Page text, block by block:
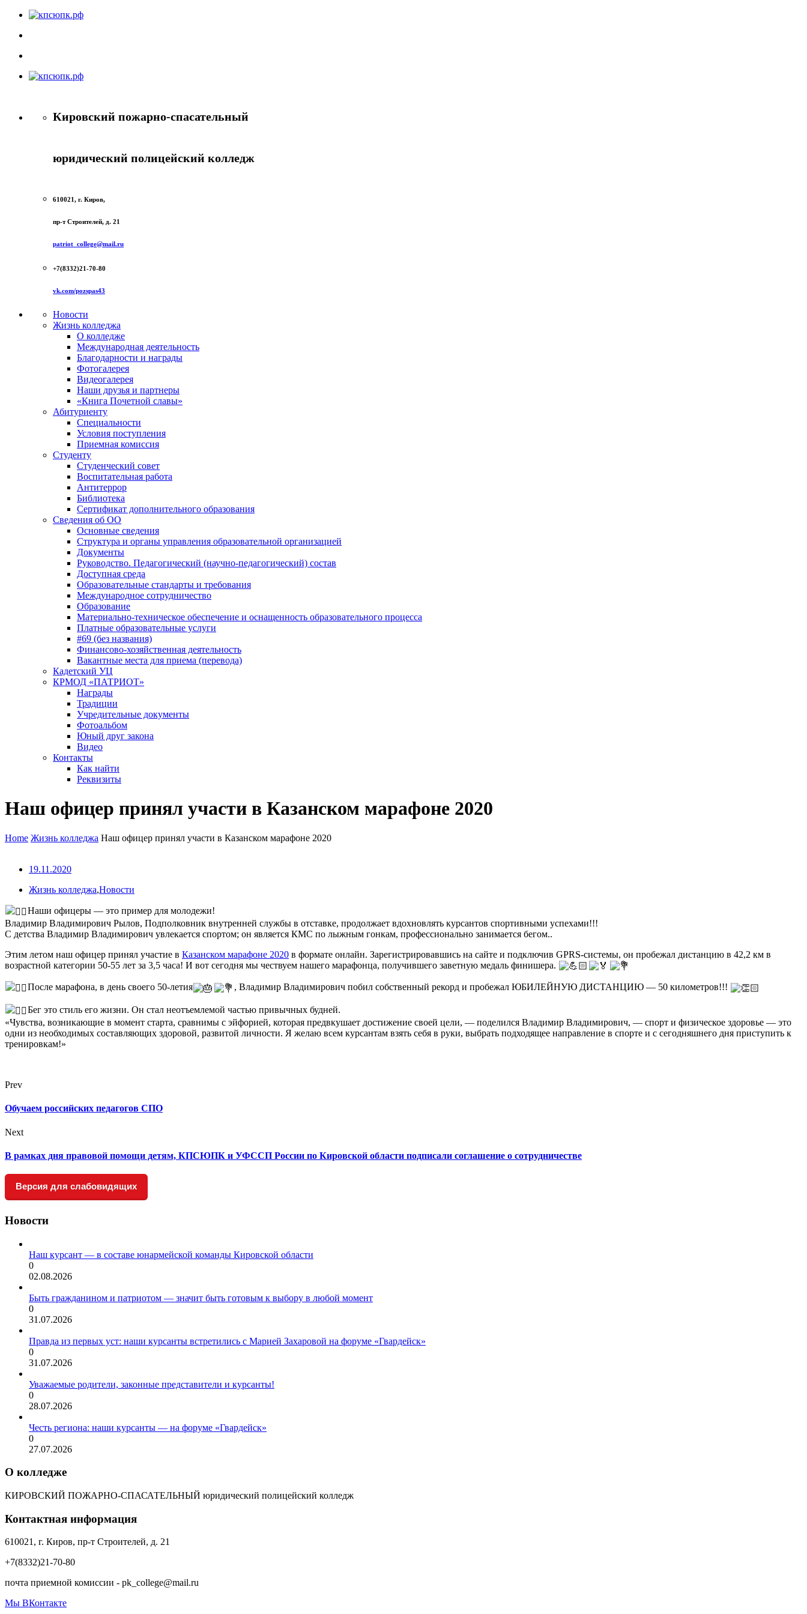
Кировский пожарно-спасательный
юридический полицейский колледж
610021, г. Киров,
пр-т Строителей, д. 21
patriot_college@mail.ru
+7(8332)21-70-80
vk.com/pozspas43
Новости
Жизнь колледжа
О колледже
Международная деятельность
Благодарности и награды
Фотогалерея
Видеогалерея
Наши друзья и партнеры
«Книга Почетной славы»
Абитуриенту
Специальности
Условия поступления
Приемная комиссия
Студенту
Студенческий совет
Воспитательная работа
Антитеррор
Библиотека
Сертификат дополнительного образования
Сведения об ОО
Основные сведения
Структура и органы управления образовательной организацией
Документы
Руководство. Педагогический (научно-педагогический) состав
Доступная среда
Образовательные стандарты и требования
Международное сотрудничество
Образование
Материально-техническое обеспечение и оснащенность образовательного процесса
Платные образовательные услуги
#69 (без названия)
Финансово-хозяйственная деятельность
Вакантные места для приема (перевода)
Кадетский УЦ
КРМОД «ПАТРИОТ»
Награды
Традиции
Учредительные документы
Фотоальбом
Юный друг закона
Видео
Контакты
Как найти
Реквизиты
Наш офицер принял участи в Казанском марафоне 2020
Home Жизнь колледжа Наш офицер принял участи в Казанском марафоне 2020
19.11.2020
Жизнь колледжа,Новости
Наши офицеры — это пример для молодежи!
Владимир Владимирович Рылов, Подполковник внутренней службы в отставке, продолжает вдохновлять курсантов спортивными успехами!!!
С детства Владимир Владимирович увлекается спортом; он является КМС по лыжным гонкам, профессионально занимается бегом..
Этим летом наш офицер принял участие в Казанском марафоне 2020 в формате онлайн. Зарегистрировавшись на сайте и подключив GPRS-системы, он пробежал дистанцию в 42,2 км в
возрастной категории 50-55 лет за 3,5 часа! И вот сегодня мы чествуем нашего марафонца, получившего заветную медаль финишера.
После марафона, в день своего 50-летия , Владимир Владимирович побил собственный рекорд и пробежал ЮБИЛЕЙНУЮ ДИСТАНЦИЮ — 50 километров!!!
Бег это стиль его жизни. Он стал неотъемлемой частью привычных будней.
«Чувства, возникающие в момент старта, сравнимы с эйфорией, которая предвкушает достижение своей цели, — поделился Владимир Владимирович, — спорт и физическое здоровье — это
одни из необходимых составляющих здоровой, развитой личности. Я желаю всем курсантам взять себя в руки, выбрать подходящее направление в спорте и с сегодняшнего дня приступить к
тренировкам!»
Prev
Обучаем российских педагогов СПО
Next
В рамках дня правовой помощи детям, КПСЮПК и УФССП России по Кировской области подписали соглашение о сотрудничестве
Версия для слабовидящих
Новости
Наш курсант — в составе юнармейской команды Кировской области
0
02.08.2026
Быть гражданином и патриотом — значит быть готовым к выбору в любой момент
0
31.07.2026
Правда из первых уст: наши курсанты встретились с Марией Захаровой на форуме «Гвардейск»
0
31.07.2026
Уважаемые родители, законные представители и курсанты!
0
28.07.2026
Честь региона: наши курсанты — на форуме «Гвардейск»
0
27.07.2026
О колледже
КИРОВСКИЙ ПОЖАРНО-СПАСАТЕЛЬНЫЙ юридический полицейский колледж
Контактная информация
610021, г. Киров, пр-т Строителей, д. 21
+7(8332)21-70-80
почта приемной комиссии - pk_college@mail.ru
Мы ВКонтакте